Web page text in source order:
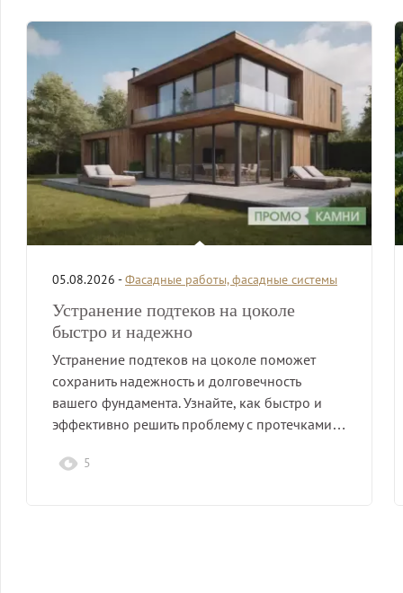
05.08.2026 -Фасадные работы, фасадные системы
Устранение подтеков на цоколе
быстро и надежно
Устранение подтеков на цоколе поможет
сохранить надежность и долговечность
вашего фундамента. Узнайте, как быстро и
эффективно решить проблему с протечками…
5